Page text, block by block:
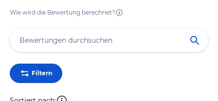
Wie wird die Bewertung berechnet?
Filtern